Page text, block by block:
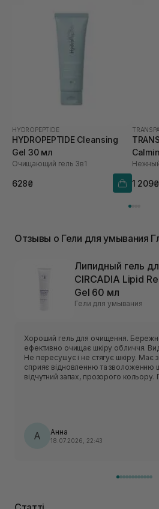
HYDROPEPTIDE
HYDROPEPTIDE Cleansing
Gel 30 мл
Очищающий гель 3в1
628₴
мл
1 209₴
Отзывы о Гели для умывания
Липидный гель
CIRCADIA Lipid
Gel 60 мл
Гели для умывания
Хороший гель для очищення.
ефективно очищає шкіру обличчя.
Не пересушує і не стягує шкіру. Має
сприяє відновленню та зволоженню
відчутний запах, прозорого кольору.
А Анна
18.07.2026, 22:43